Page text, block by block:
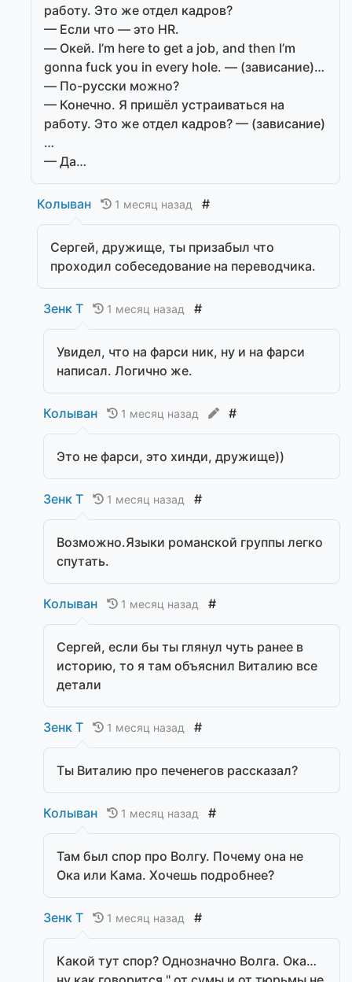
работу. Это же отдел кадров?
— Если что — это HR.
— Окей. I’m here to get a job, and then I’m
gonna fuck you in every hole. — (зависание)…
— По-русски можно?
— Конечно. Я пришёл устраиваться на
работу. Это же отдел кадров? — (зависание)
…
— Да…
Колыван 1 месяц назад #
Сергей, дружище, ты призабыл что
проходил собеседование на переводчика.
Зенк Т 1 месяц назад #
Увидел, что на фарси ник, ну и на фарси
написал. Логично же.
Колыван 1 месяц назад #
Это не фарси, это хинди, дружище))
Зенк Т 1 месяц назад #
Возможно.Языки романской группы легко
спутать.
Колыван 1 месяц назад #
Сергей, если бы ты глянул чуть ранее в
историю, то я там объяснил Виталию все
детали
Зенк Т 1 месяц назад #
Ты Виталию про печенегов рассказал?
Колыван 1 месяц назад #
Там был спор про Волгу. Почему она не
Ока или Кама. Хочешь подробнее?
Зенк Т 1 месяц назад #
Какой тут спор? Однозначно Волга. Ока…